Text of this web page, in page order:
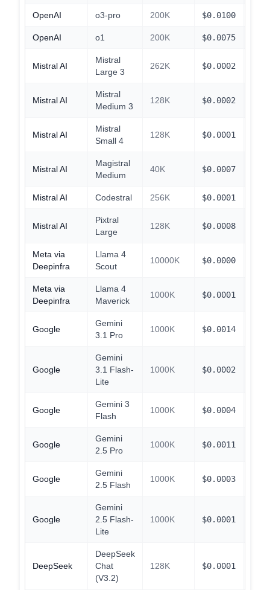
OpenAI o3-pro 200K $0.0100
OpenAI o1 200K $0.0075
Mistral AI
Mistral
Large 3
262K $0.0002
Mistral AI
Mistral
Medium 3
128K $0.0002
Mistral AI
Mistral
Small 4
128K $0.0001
Mistral AI
Magistral
Medium
40K $0.0007
Mistral AI Codestral 256K $0.0001
Mistral AI
Pixtral
Large
128K $0.0008
Meta via
Deepinfra
Llama 4
Scout
10000K $0.0000
Meta via
Deepinfra
Llama 4
Maverick
1000K $0.0001
Google
Gemini
3.1 Pro
1000K $0.0014
Google
Gemini
3.1 Flash-
Lite
1000K $0.0002
Google
Gemini 3
Flash
1000K $0.0004
Google
Gemini
2.5 Pro
1000K $0.0011
Google
Gemini
2.5 Flash
1000K $0.0003
Google
Gemini
2.5 Flash-
Lite
1000K $0.0001
DeepSeek
DeepSeek
Chat
(V3.2)
128K $0.0001